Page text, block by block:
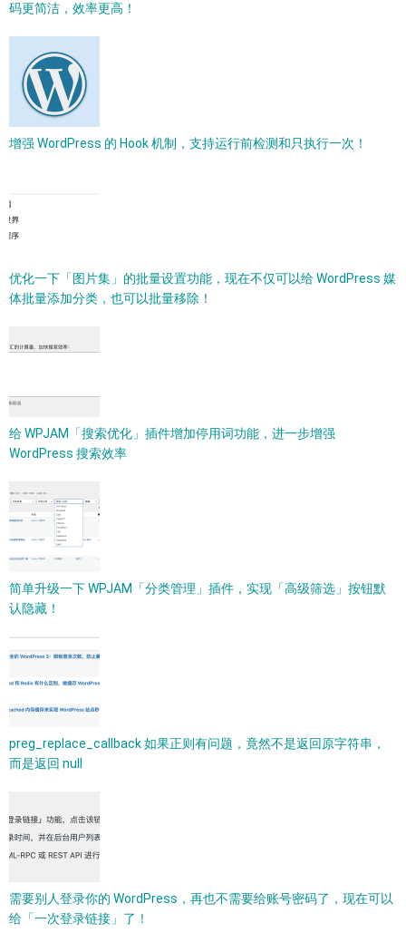
码更简洁，效率更高！
增强 WordPress 的 Hook 机制，支持运行前检测和只执行一次！
优化一下「图片集」的批量设置功能，现在不仅可以给 WordPress 媒
体批量添加分类，也可以批量移除！
给 WPJAM「搜索优化」插件增加停用词功能，进一步增强
WordPress 搜索效率
简单升级一下 WPJAM「分类管理」插件，实现「高级筛选」按钮默
认隐藏！
preg_replace_callback 如果正则有问题，竟然不是返回原字符串，
而是返回 null
需要别人登录你的 WordPress，再也不需要给账号密码了，现在可以
给「一次登录链接」了！